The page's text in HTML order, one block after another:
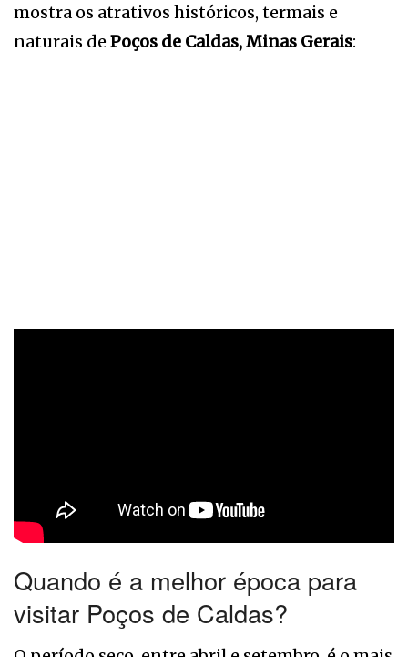
mostra os atrativos históricos, termais e
naturais de Poços de Caldas, Minas Gerais:
Quando é a melhor época para
visitar Poços de Caldas?